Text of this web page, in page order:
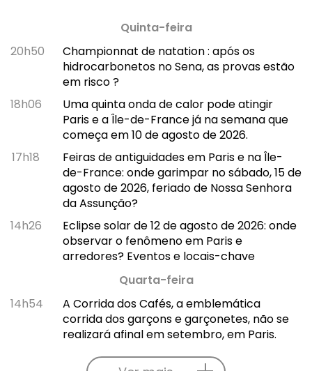
Quinta-feira
20h50
Championnat de natation : após os
hidrocarbonetos no Sena, as provas estão
em risco ?
18h06
Uma quinta onda de calor pode atingir
Paris e a Île-de-France já na semana que
começa em 10 de agosto de 2026.
17h18
Feiras de antiguidades em Paris e na Île-
de-France: onde garimpar no sábado, 15 de
agosto de 2026, feriado de Nossa Senhora
da Assunção?
14h26
Eclipse solar de 12 de agosto de 2026: onde
observar o fenômeno em Paris e
arredores? Eventos e locais-chave
Quarta-feira
14h54
A Corrida dos Cafés, a emblemática
corrida dos garçons e garçonetes, não se
realizará afinal em setembro, em Paris.